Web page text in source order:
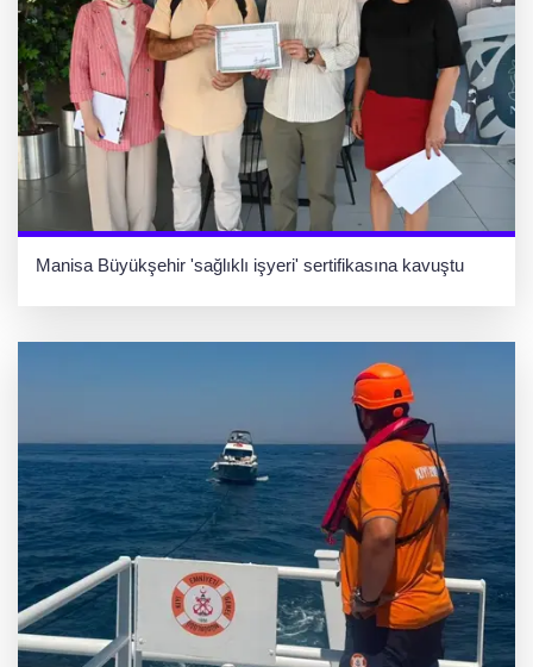
Manisa Büyükşehir 'sağlıklı işyeri' sertifikasına kavuştu